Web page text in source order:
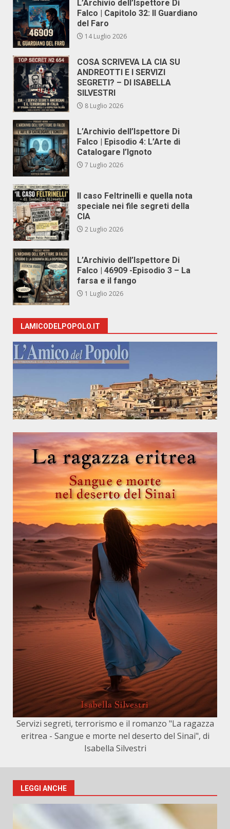
L’Archivio dell’Ispettore Di
Falco | Capitolo 32: Il Guardiano
del Faro
14 Luglio 2026
COSA SCRIVEVA LA CIA SU
ANDREOTTI E I SERVIZI
SEGRETI? – DI ISABELLA
SILVESTRI
8 Luglio 2026
L’Archivio dell’Ispettore Di
Falco | Episodio 4: L’Arte di
Catalogare l’Ignoto
7 Luglio 2026
Il caso Feltrinelli e quella nota
speciale nei file segreti della
CIA
2 Luglio 2026
L’Archivio dell’Ispettore Di
Falco | 46909 -Episodio 3 – La
farsa e il fango
1 Luglio 2026
LAMICODELPOPOLO.IT
Servizi segreti, terrorismo e il romanzo "La ragazza
eritrea - Sangue e morte nel deserto del Sinai", di
Isabella Silvestri
LEGGI ANCHE